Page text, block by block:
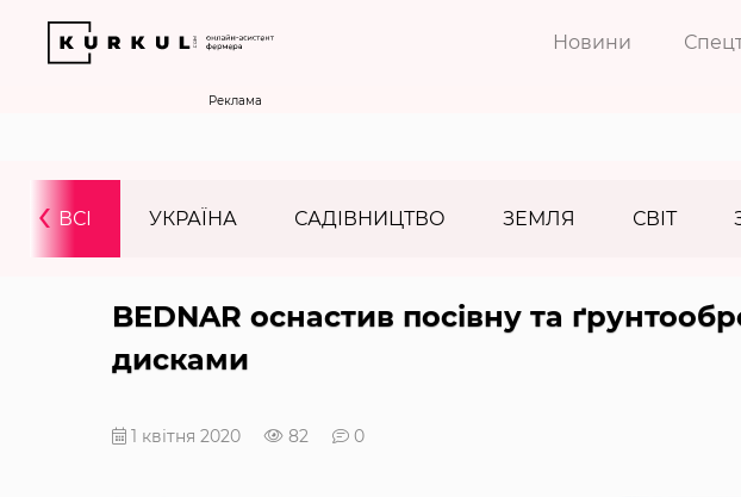
Новини
Реклама
ВСІ УКРАЇНА САДІВНИЦТВО ЗЕМЛЯ СВІТ
‹
BEDNAR оснастив посівну та
дисками
1 квітня 2020 82 0